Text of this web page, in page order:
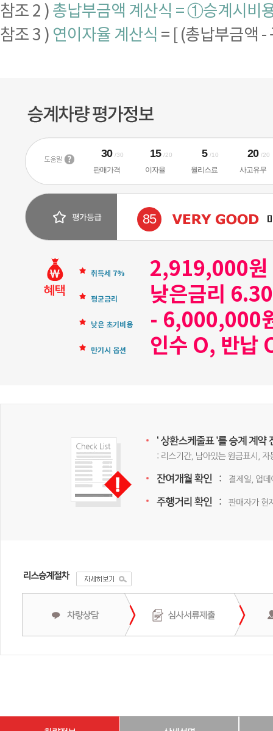
참조 2 ) 총납부금액 계산식 = ①승계시비
참조 3 ) 연이자율 계산식 = [ (총납부금액 -
판매가격
30/30
이자율
15/20
월리스료
5 /10
사고유무
20/20
85
취득세 7% 2,919,000원
평균금리 낮은금리
낮은 초기비용 - 6,000,000
만기시 옵션 인수 O, 반납